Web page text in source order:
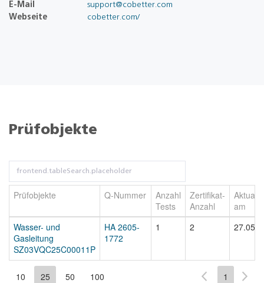
E-Mail
support@cobetter.com
Webseite
cobetter.com/
Prüfobjekte
Prüfobjekte Q-Nummer
Anzahl
Tests
Zertifikat-
Anzahl
am
Wasser- und
Gasleitung
SZ03VQC25C00011P
HA 2605-
1772
1 2
10 25 50 100 1